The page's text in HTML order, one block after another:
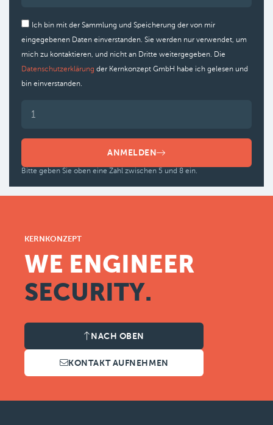
Ich bin mit der Sammlung und Speicherung der von mir
eingegebenen Daten einverstanden. Sie werden nur verwendet, um
mich zu kontaktieren, und nicht an Dritte weitergegeben. Die
Datenschutzerklärung der Kernkonzept GmbH habe ich gelesen und
bin einverstanden.
ANMELDEN
Bitte geben Sie oben eine Zahl zwischen 5 und 8 ein.
KERNKONZEPT
WE ENGINEER
SECURITY.
NACH OBEN
KONTAKT AUFNEHMEN